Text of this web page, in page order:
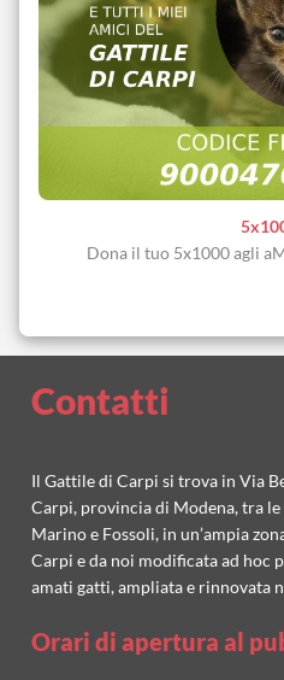
Dona il tuo 5x1000 agli
Contatti
Il Gattile di Carpi si trova in Via
Carpi, provincia di Modena, tra
Marino e Fossoli, in un’ampia
Carpi e da noi modificata ad hoc
amati gatti, ampliata e rinnovata
Orari di apertura al